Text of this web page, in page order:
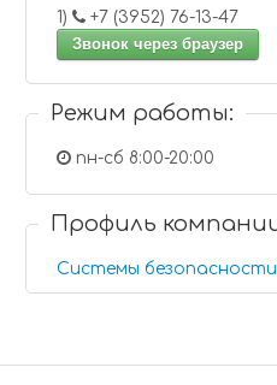
1)
+7 (3952) 76-13-47
Звонок через браузер
Режим работы:
пн-сб 8:00-20:00
Профиль
Системы безопасности